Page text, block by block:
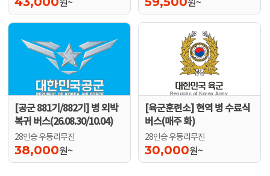
원~ 원~
[공군 881기/882기] 병 외박
복귀 버스(26.08.30/10.04)
28인승 우등리무진
38,000원~
[육군훈련소] 현역 병 수료식
버스(매주 화)
28인승 우등리무진
30,000원~